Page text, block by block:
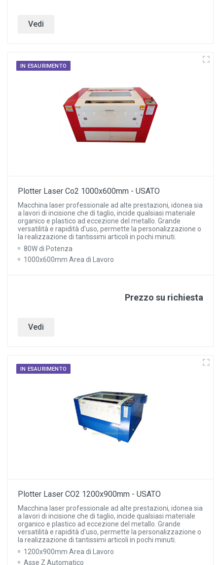
Vedi
IN ESAURIMENTO
Plotter Laser Co2 1000x600mm - USATO
Macchina laser professionale ad alte prestazioni, idonea sia
a lavori di incisione che di taglio, incide qualsiasi materiale
organico e plastico ad eccezione del metallo. Grande
versatilità e rapidità d'uso, permette la personalizzazione o
la realizzazione di tantissimi articoli in pochi minuti.
80W di Potenza
1000x600mm Area di Lavoro
Prezzo su richiesta
Vedi
IN ESAURIMENTO
Plotter Laser CO2 1200x900mm - USATO
Macchina laser professionale ad alte prestazioni, idonea sia
a lavori di incisione che di taglio, incide qualsiasi materiale
organico e plastico ad eccezione del metallo. Grande
versatilità e rapidità d'uso, permette la personalizzazione o
la realizzazione di tantissimi articoli in pochi minuti.
1200x900mm Area di Lavoro
Asse Z Automatico